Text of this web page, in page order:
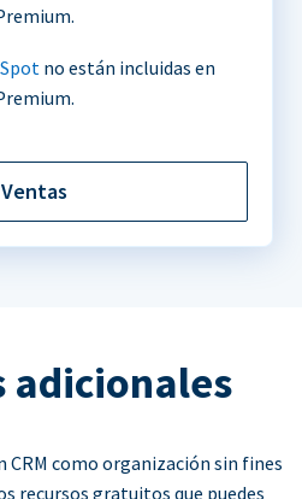
no están incluidas en
Ventas
adicionales
CRM como organización sin fines
recursos gratuitos que puedes